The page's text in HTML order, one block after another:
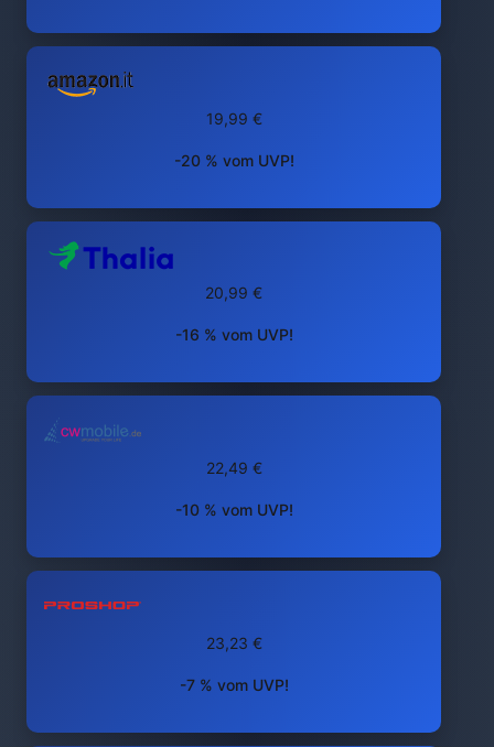
19,99 €
-20 % vom UVP!
20,99 €
-16 % vom UVP!
22,49 €
-10 % vom UVP!
23,23 €
-7 % vom UVP!